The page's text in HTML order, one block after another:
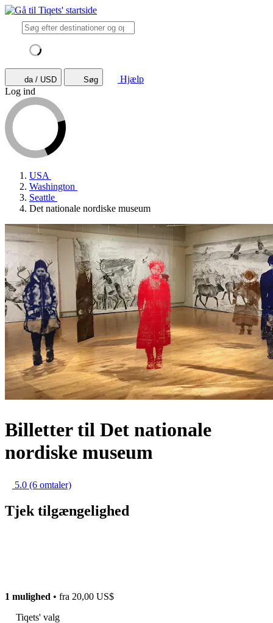
da / USD Søg
Hjælp
Log ind
USA
Washington
Seattle
Det nationale nordiske museum
Billetter til Det nationale
nordiske museum
5.0 (6 omtaler)
Tjek tilgængelighed
1 mulighed • fra 20,00 US$
Tiqets' valg